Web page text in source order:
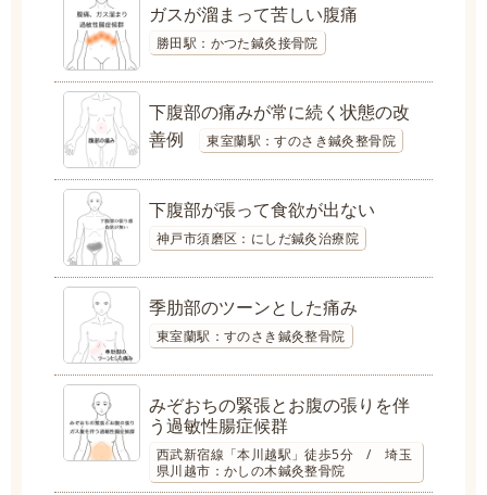
ガスが溜まって苦しい腹痛
勝田駅：かつた鍼灸接骨院
下腹部の痛みが常に続く状態の改
善例
東室蘭駅：すのさき鍼灸整骨院
下腹部が張って食欲が出ない
神戸市須磨区：にしだ鍼灸治療院
季肋部のツーンとした痛み
東室蘭駅：すのさき鍼灸整骨院
みぞおちの緊張とお腹の張りを伴
う過敏性腸症候群
西武新宿線「本川越駅」徒歩5分 / 埼玉
県川越市：かしの木鍼灸整骨院